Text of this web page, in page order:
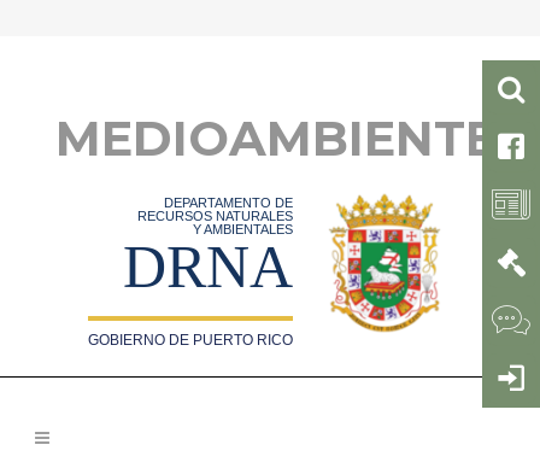
MEDIOAMBIENTE
DEPARTAMENTO DE
RECURSOS NATURALES
Y AMBIENTALES
DRNA
GOBIERNO DE PUERTO RICO